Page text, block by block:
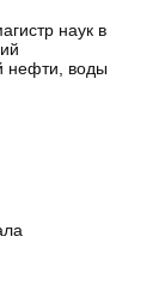
наук в
нефти, воды